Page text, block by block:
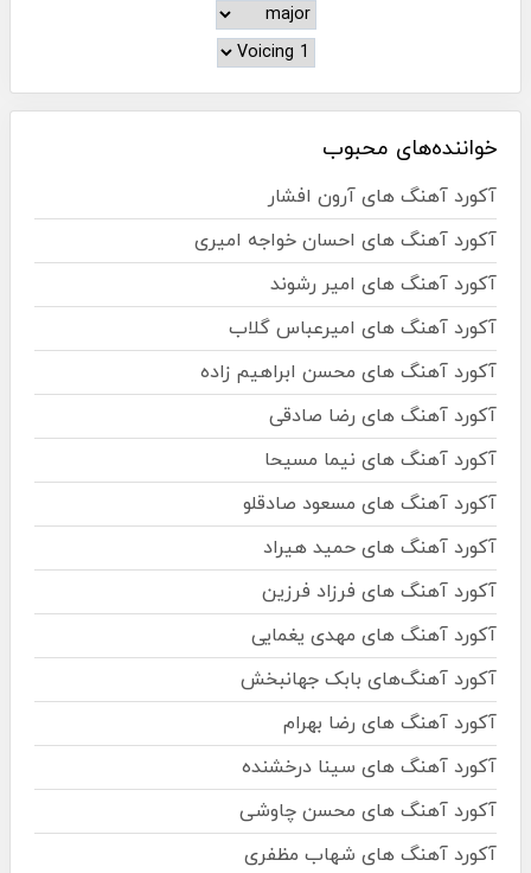
خواننده‌های محبوب
آکورد آهنگ های آرون افشار
آکورد آهنگ های احسان خواجه امیری
آکورد آهنگ های امیر رشوند
آکورد آهنگ های امیرعباس گلاب
آکورد آهنگ های محسن ابراهیم زاده
آکورد آهنگ های رضا صادقی
آکورد آهنگ های نیما مسیحا
آکورد آهنگ های مسعود صادقلو
آکورد آهنگ های حمید هیراد
آکورد آهنگ های فرزاد فرزین
آکورد آهنگ های مهدی یغمایی
آکورد آهنگ‌های بابک جهانبخش
آکورد آهنگ های رضا بهرام
آکورد آهنگ های سینا درخشنده
آکورد آهنگ های محسن چاوشی
آکورد آهنگ های شهاب مظفری